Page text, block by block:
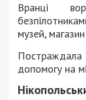
Вранці
музей,
допомогу на